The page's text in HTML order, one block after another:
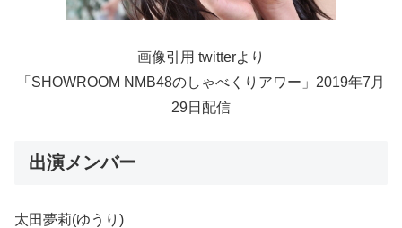
画像引用 twitterより
「SHOWROOM NMB48のしゃべくりアワー」2019年7月
29日配信
出演メンバー
太田夢莉(ゆうり)